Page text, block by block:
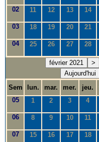
02 11 12 13 14
03 18 19 20 21
04 25 26 27 28
février 2021 >
Aujourd'hui
Sem
lun. mar. mer. jeu.
05
1 2 3 4
06 8 9 10 11
07 15 16 17 18